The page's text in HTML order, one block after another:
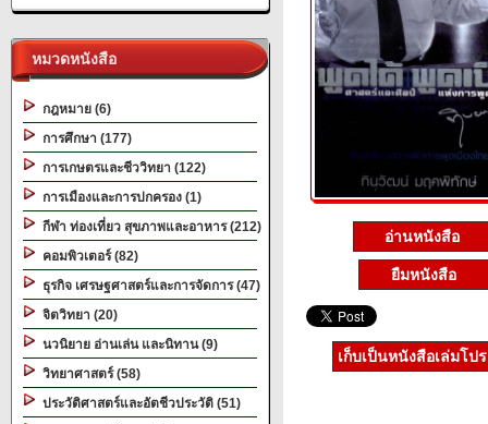
หมวดหนังสือ
กฎหมาย (6)
การศึกษา (177)
การเกษตรและชีววิทยา (122)
การเมืองและการปกครอง (1)
กีฬา ท่องเที่ยว สุขภาพและอาหาร (212)
คอมพิวเตอร์ (82)
ธุรกิจ เศรษฐศาสตร์และการจัดการ (47)
จิตวิทยา (20)
นวนิยาย อ่านเล่น และนิทาน (9)
วิทยาศาสตร์ (58)
ประวัติศาสตร์และอัตชีวประวัติ (51)
อ่านหนังสือ
ยืมหนังสือ
เก็บเป็นหนังสือเล่มโป